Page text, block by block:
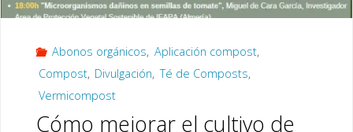
2
(T1)"
Abonos orgánicos, Aplicación compost,
Compost, Divulgación, Té de Composts,
Vermicompost
Cómo mejorar el cultivo de